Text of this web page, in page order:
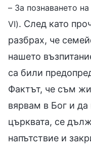
– За познаването
VI). След като
разбрах, че
нашето
са били
Фактът, че съм
вярвам в Бог и
църквата, се
напътствие и